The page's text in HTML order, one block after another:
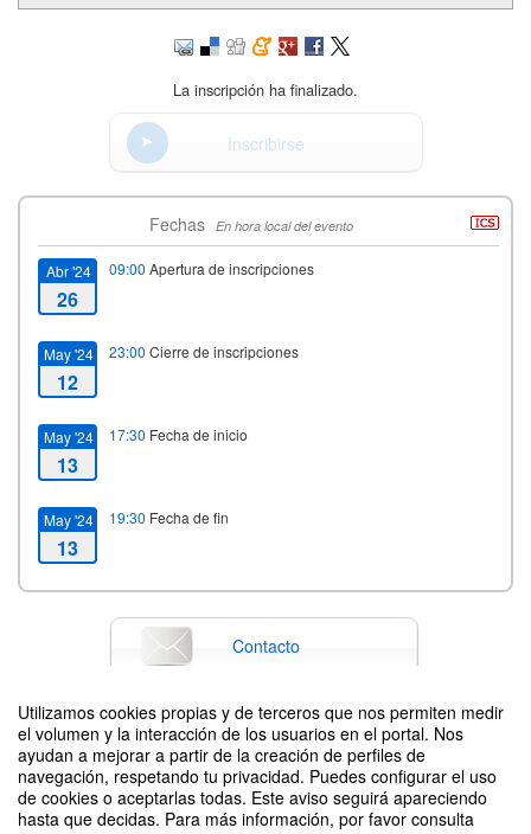
Utilizamos cookies propias y de terceros que nos permiten medir
el volumen y la interacción de los usuarios en el portal. Nos
ayudan a mejorar a partir de la creación de perfiles de
navegación, respetando tu privacidad. Puedes configurar el uso
de cookies o aceptarlas todas. Este aviso seguirá apareciendo
hasta que decidas. Para más información, por favor consulta
La inscripción ha finalizado.
Inscribirse
Fechas En hora local del evento
Abr '24
26
09:00 Apertura de inscripciones
May '24
12
23:00 Cierre de inscripciones
May '24
13
17:30 Fecha de inicio
May '24
13
19:30 Fecha de fin
Contacto
Difunde tu evento poniendo el siguiente código en tu sitio